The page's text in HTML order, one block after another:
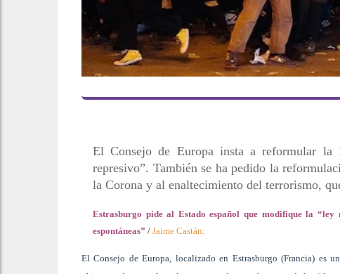
El Consejo de Europa insta a reformular la
represivo”. También se ha pedido la
la Corona y al enaltecimiento del terrorismo,
Estrasburgo pide al Estado español que modifique la “ley
espontáneas” / Jaime Castán:
El Consejo de Europa, localizado en Estrasburgo (Francia) es